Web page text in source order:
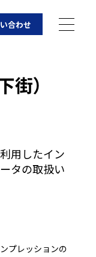
合わせ
）
用したイン
タの取扱い
プレッションの